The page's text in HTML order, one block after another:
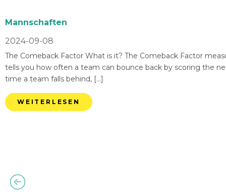
Mannschaften
2024-09-08
The Comeback Factor What is it? The Comeback Factor
tells you how often a team can bounce back by scoring the
time a team falls behind, […]
WEITERLESEN